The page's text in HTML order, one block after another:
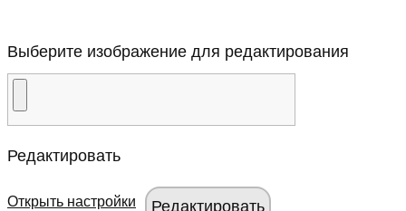
Выберите изображение для редактирования
Редактировать
Открыть настройки